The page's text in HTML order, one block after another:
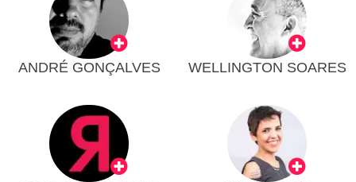
ANDRÉ GONÇALVES WELLINGTON SOARES